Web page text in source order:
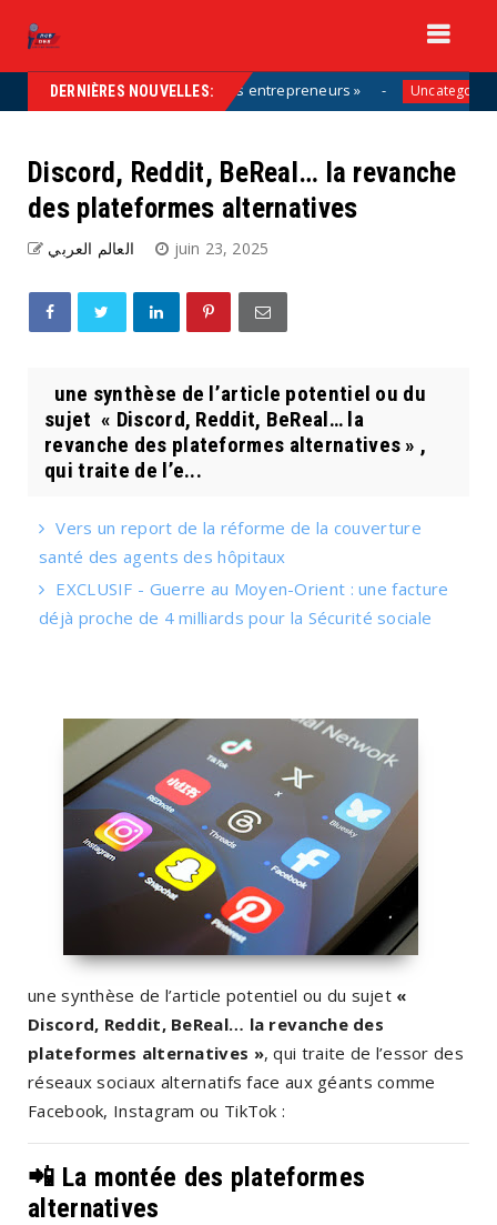
DERNIÈRES NOUVELLES:
solution, aux côtés des entrepreneurs » Uncategorized
Discord, Reddit, BeReal… la revanche
des plateformes alternatives
العالم العربي juin 23, 2025
une synthèse de l’article potentiel ou du
sujet « Discord, Reddit, BeReal… la
revanche des plateformes alternatives » ,
qui traite de l’e...
Vers un report de la réforme de la couverture
santé des agents des hôpitaux
EXCLUSIF - Guerre au Moyen-Orient : une facture
déjà proche de 4 milliards pour la Sécurité sociale
une synthèse de l’article potentiel ou du sujet «
Discord, Reddit, BeReal… la revanche des
plateformes alternatives », qui traite de l’essor des
réseaux sociaux alternatifs face aux géants comme
Facebook, Instagram ou TikTok :
📲 La montée des plateformes
alternatives